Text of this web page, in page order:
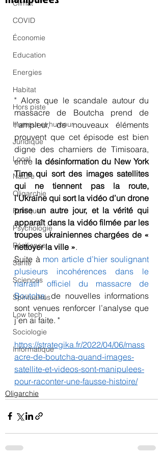
Climat
COVID
Économie
Education
Energies
Habitat
Hors piste
Humeur et humour
Juridique
Local
Nature
Oligarchie
Politique
Psychologie
Résilience
Santé
Sciences
Spiritualités
Low tech
Sociologie
Informatique
" Alors que le scandale autour du
massacre de Boutcha prend de
l’ampleur, de nouveaux éléments
prouvent que cet épisode est bien
digne des charniers de Timisoara,
entre la désinformation du New York
Time qui sort des images satellites
qui ne tiennent pas la route,
l’Ukraine qui sort la vidéo d’un drone
prise un autre jour, et la vérité qui
apparaît dans la vidéo filmée par les
troupes ukrainiennes chargées de «
nettoyer la ville ».
Suite à mon article d’hier soulignant
plusieurs incohérences dans le
narratif officiel du massacre de
Boutcha, de nouvelles informations
sont venues renforcer l’analyse que
j’en ai faite. "
https://strategika.fr/2022/04/06/mass
acre-de-boutcha-quand-images-
satellite-et-videos-sont-manipulees-
pour-raconter-une-fausse-histoire/
Oligarchie